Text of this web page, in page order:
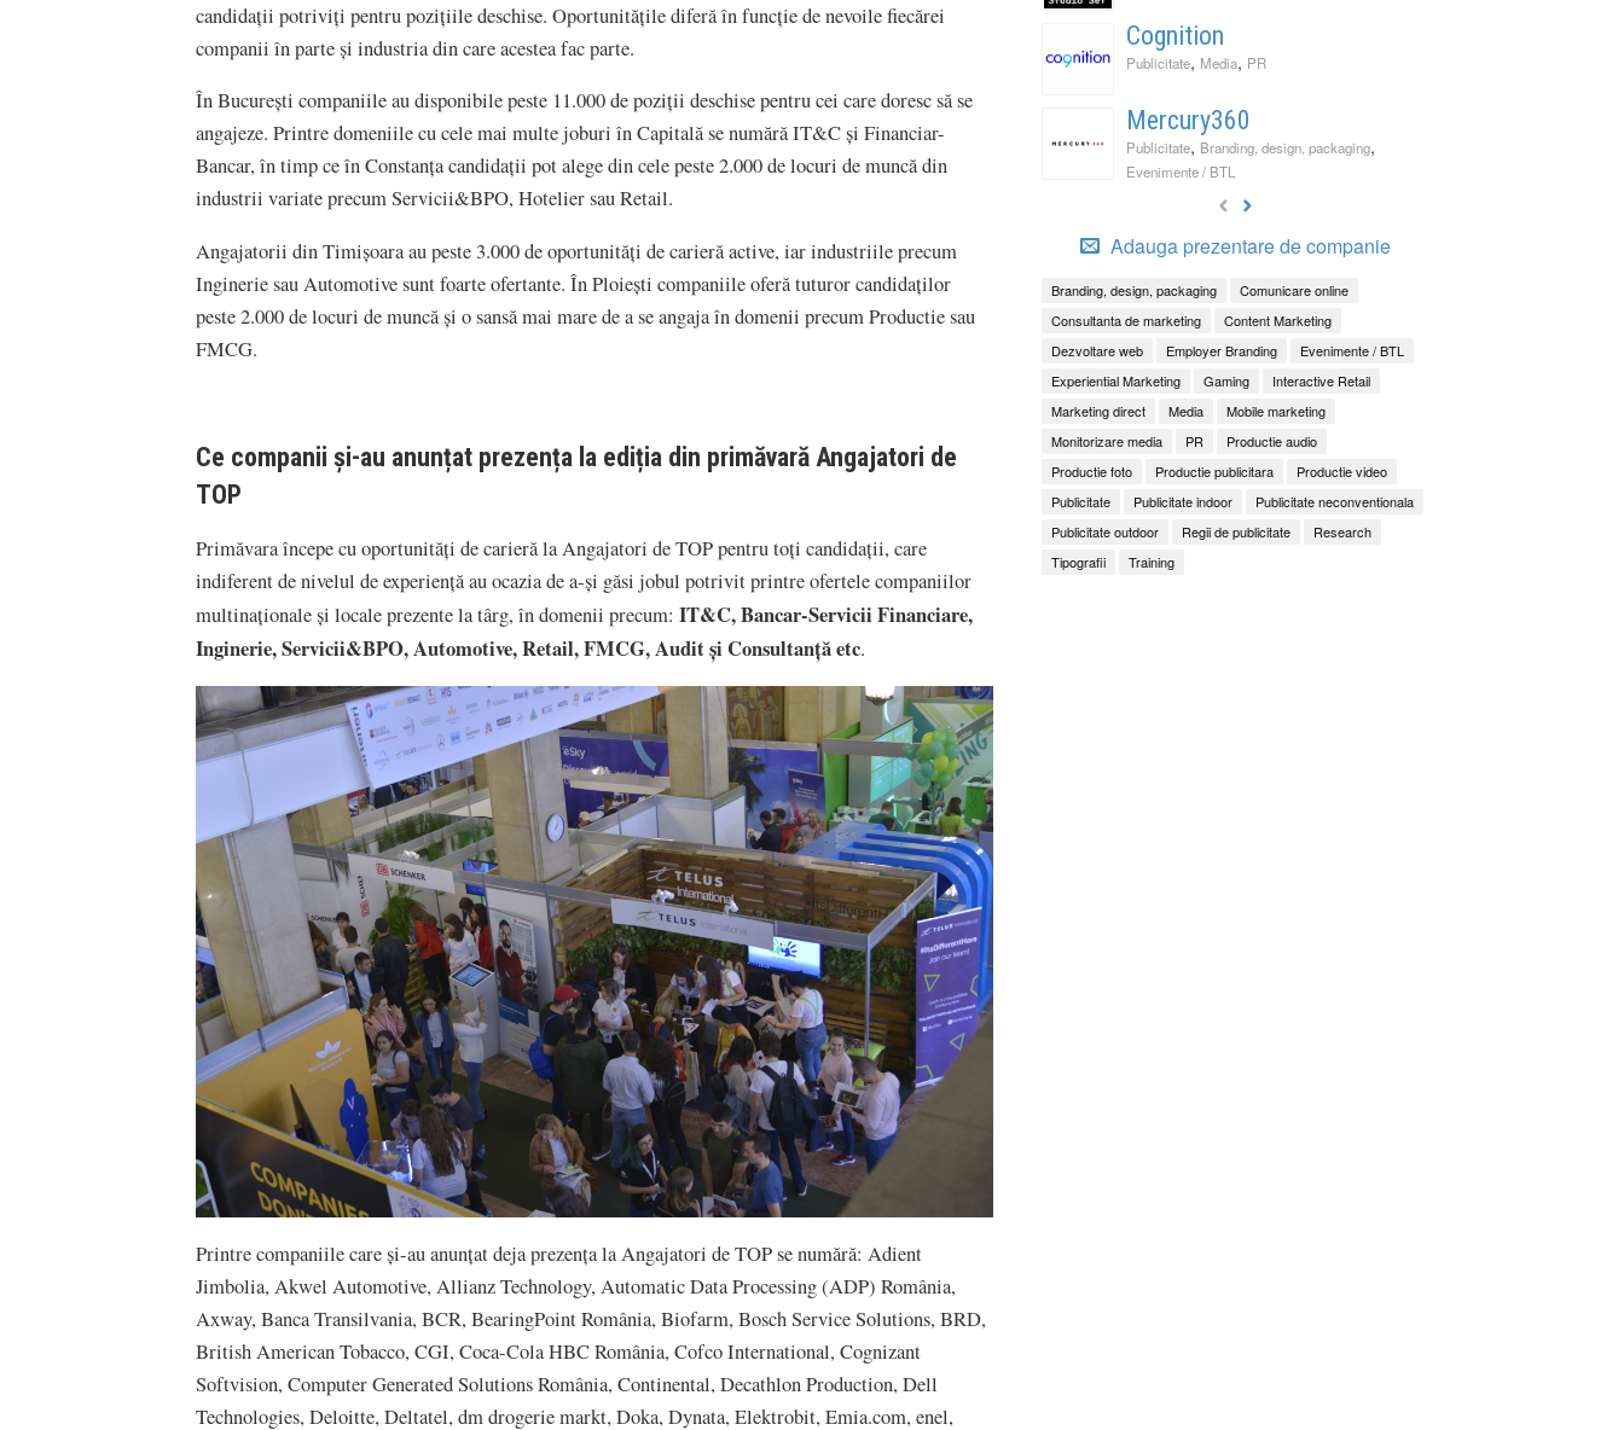
candidații potriviți pentru pozițiile deschise. Oportunitățile diferă în funcție de nevoile fiecărei
companii în parte și industria din care acestea fac parte.
În București companiile au disponibile peste 11.000 de poziții deschise pentru cei care doresc să se
angajeze. Printre domeniile cu cele mai multe joburi în Capitală se numără IT&C și Financiar-
Bancar, în timp ce în Constanța candidații pot alege din cele peste 2.000 de locuri de muncă din
industrii variate precum Servicii&BPO, Hotelier sau Retail.
Angajatorii din Timișoara au peste 3.000 de oportunități de carieră active, iar industriile precum
Inginerie sau Automotive sunt foarte ofertante. În Ploiești companiile oferă tuturor candidaților
peste 2.000 de locuri de muncă și o sansă mai mare de a se angaja în domenii precum Productie sau
FMCG.
Ce companii și-au anunțat prezența la ediția din primăvară Angajatori de
TOP
Primăvara începe cu oportunități de carieră la Angajatori de TOP pentru toți candidații, care
indiferent de nivelul de experiență au ocazia de a-și găsi jobul potrivit printre ofertele companiilor
multinaționale și locale prezente la târg, în domenii precum: IT&C, Bancar-Servicii Financiare,
Inginerie, Servicii&BPO, Automotive, Retail, FMCG, Audit și Consultanță etc.
Printre companiile care și-au anunțat deja prezența la Angajatori de TOP se numără: Adient
Jimbolia, Akwel Automotive, Allianz Technology, Automatic Data Processing (ADP) România,
Axway, Banca Transilvania, BCR, BearingPoint România, Biofarm, Bosch Service Solutions, BRD,
British American Tobacco, CGI, Coca-Cola HBC România, Cofco International, Cognizant
Softvision, Computer Generated Solutions România, Continental, Decathlon Production, Dell
Technologies, Deloitte, Deltatel, dm drogerie markt, Doka, Dynata, Elektrobit, Emia.com, enel,
Cognition
Publicitate, Media, PR
Mercury360
Publicitate, Branding, design, packaging,
Evenimente / BTL
Adauga prezentare de companie
Branding, design, packaging
Comunicare online
Consultanta de marketing
Content Marketing
Dezvoltare web
Employer Branding
Evenimente / BTL
Experiential Marketing
Gaming
Interactive Retail
Marketing direct
Media
Mobile marketing
Monitorizare media
PR
Productie audio
Productie foto
Productie publicitara
Productie video
Publicitate
Publicitate indoor
Publicitate neconventionala
Publicitate outdoor
Regii de publicitate
Research
Tipografii
Training